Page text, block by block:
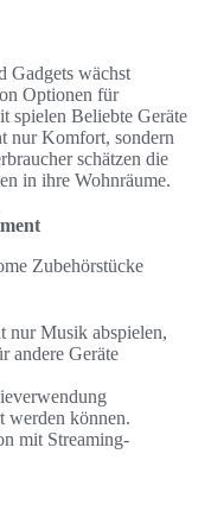
Gadgets wächst
Optionen für
spielen Beliebte Geräte
nur Komfort, sondern
schätzen die
in ihre Wohnräume.
Zubehörstücke
nur Musik abspielen,
andere Geräte
werden können.
mit Streaming-